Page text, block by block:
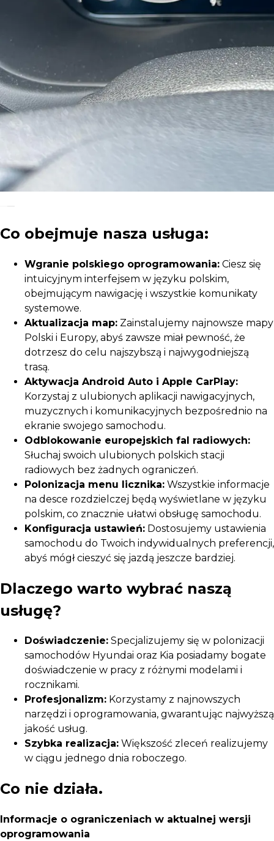
Co obejmuje nasza usługa:
Wgranie polskiego oprogramowania: Ciesz się
intuicyjnym interfejsem w języku polskim,
obejmującym nawigację i wszystkie komunikaty
systemowe.
Aktualizacja map: Zainstalujemy najnowsze mapy
Polski i Europy, abyś zawsze miał pewność, że
dotrzesz do celu najszybszą i najwygodniejszą
trasą.
Aktywacja Android Auto i Apple CarPlay:
Korzystaj z ulubionych aplikacji nawigacyjnych,
muzycznych i komunikacyjnych bezpośrednio na
ekranie swojego samochodu.
Odblokowanie europejskich fal radiowych:
Słuchaj swoich ulubionych polskich stacji
radiowych bez żadnych ograniczeń.
Polonizacja menu licznika: Wszystkie informacje
na desce rozdzielczej będą wyświetlane w języku
polskim, co znacznie ułatwi obsługę samochodu.
Konfiguracja ustawień: Dostosujemy ustawienia
samochodu do Twoich indywidualnych preferencji,
abyś mógł cieszyć się jazdą jeszcze bardziej.
Dlaczego warto wybrać naszą
usługę?
Doświadczenie: Specjalizujemy się w polonizacji
samochodów Hyundai oraz Kia posiadamy bogate
doświadczenie w pracy z różnymi modelami i
rocznikami.
Profesjonalizm: Korzystamy z najnowszych
narzędzi i oprogramowania, gwarantując najwyższą
jakość usług.
Szybka realizacja: Większość zleceń realizujemy
w ciągu jednego dnia roboczego.
Co nie działa.
Informacje o ograniczeniach w aktualnej wersji
oprogramowania